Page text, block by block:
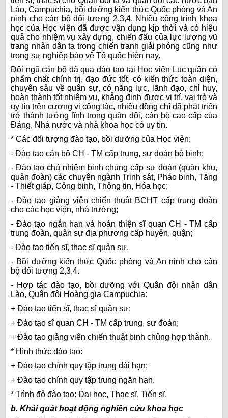
Lào, Campuchia, bồi dưỡng kiến thức Quốc phòng và An
ninh cho cán bộ đối tượng 2,3,4. Nhiều công trình khoa
học của Học viện đã được vận dụng kịp thời và có hiệu
quả cho nhiệm vụ xây dựng, chiến đấu của lực lượng vũ
trang nhân dân ta trong chiến tranh giải phóng cũng như
trong sự nghiệp bảo vệ Tổ quốc hiện nay.
Đội ngũ cán bộ đã qua đào tạo tại Học viện Lục quân có
phẩm chất chính trị, đạo đức tốt, có kiến thức toàn diện,
chuyên sâu về quân sự, có năng lực, lãnh đạo, chỉ huy,
hoàn thành tốt nhiệm vụ, khẳng định được vị trí, vai trò và
uy tín trên cương vị công tác, nhiều đồng chí đã phát triển
trở thành tướng lĩnh trong quân đội, cán bộ cao cấp của
Đảng, Nhà nước và nhà khoa học có uy tín.
* Các đối tượng đào tạo, bồi dưỡng của Học viện:
- Đào tạo cán bộ CH - TM cấp trung, sư đoàn bộ binh;
- Đào tạo chủ nhiệm binh chủng cấp sư đoàn (quân khu,
quân đoàn) các chuyên ngành Trinh sát, Pháo binh, Tăng
- Thiết giáp, Công binh, Thông tin, Hóa học;
- Đào tạo giảng viên chiến thuật BCHT cấp trung đoàn
cho các học viện, nhà trường;
- Đào tạo ngắn hạn và hoàn thiện sĩ quan CH - TM cấp
trung đoàn, quân sự địa phương cấp huyện, quận;
- Đào tạo tiến sĩ, thạc sĩ quân sự.
- Bồi dưỡng kiến thức Quốc phòng và An ninh cho cán
bộ đối tượng 2,3,4.
- Hợp tác đào tạo, bồi dưỡng với Quân đội nhân dân
Lào, Quân đội Hoàng gia Campuchia:
+ Đào tạo tiến sĩ, thạc sĩ quân sự;
+ Đào tạo sĩ quan CH - TM cấp trung, sư đoàn;
+ Đào tạo giảng viên chiến thuật binh chủng hợp thành.
* Hình thức đào tạo:
+ Đào tạo chính quy tập trung dài hạn;
+ Đào tạo chính quy tập trung ngắn hạn.
* Trình độ đào tạo: Đại học, Thạc sĩ, Tiến sĩ.
b. Khái quát hoạt động nghiên cứu khoa học